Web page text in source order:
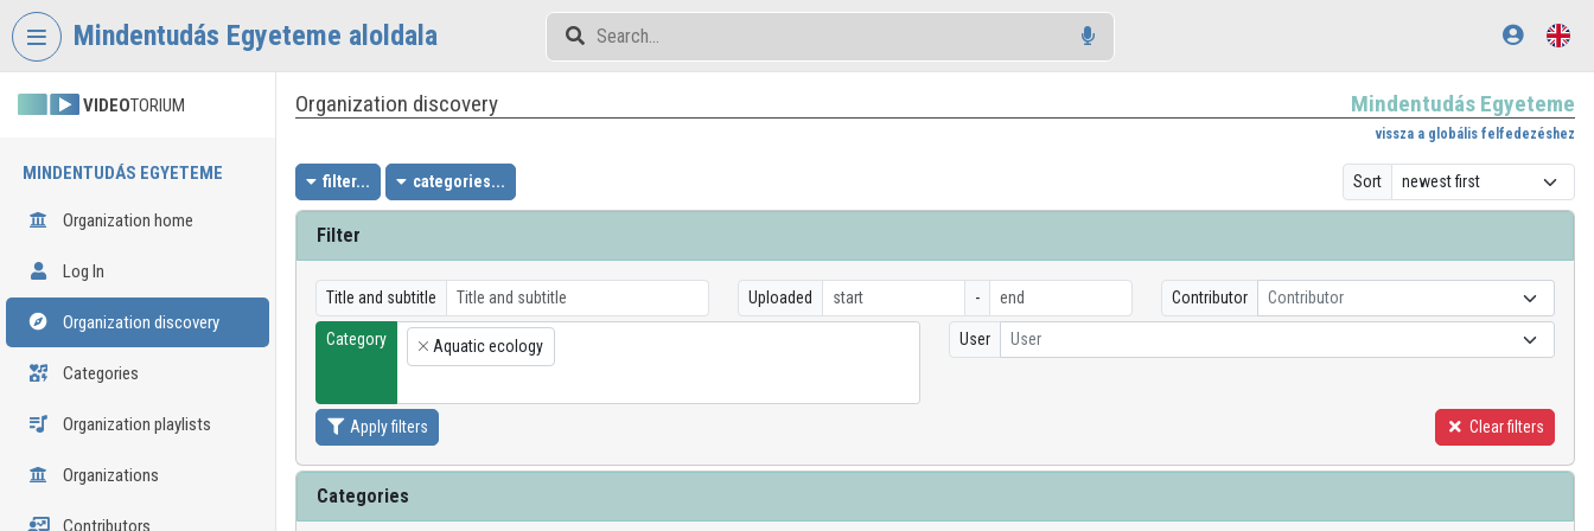
Skip header
Mindentudás Egyeteme aloldala
VIDEOTORIUM
MINDENTUDÁS EGYETEME
Organization home
Log In
Organization discovery
Categories
Organization playlists
Organizations
Contributors
Organization discovery Mindentudás Egyeteme
vissza a globális felfedezéshez
filter... categories... Sort
Filter
Title and subtitle Uploaded - Contributor Contributor
Category
×
Aquatic ecology User User
Apply filters Clear filters
Categories